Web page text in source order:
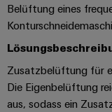
Belüftung eines
Zusatzbelüftung für
Die Eigenbelüftung
aus, sodass ein